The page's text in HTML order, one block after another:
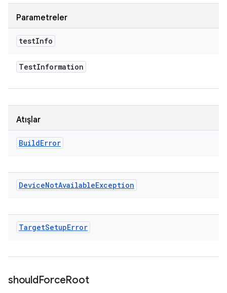
Parametreler
testInfo
TestInformation
Atışlar
BuildError
DeviceNotAvailableException
TargetSetupError
shouldForceRoot